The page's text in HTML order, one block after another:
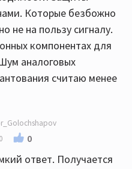
Которые безбожно
не на пользу сигналу.
компонентах для
аналоговых
считаю менее
0
ответ. Получается